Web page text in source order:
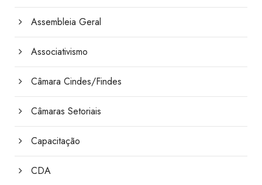
Assembleia Geral
Associativismo
Câmara Cindes/Findes
Câmaras Setoriais
Capacitação
CDA